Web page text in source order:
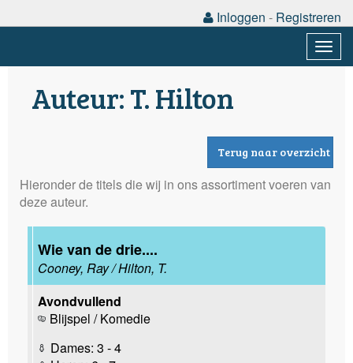
Inloggen - Registreren
Auteur: T. Hilton
Terug naar overzicht
Hieronder de titels die wij in ons assortiment voeren van
deze auteur.
Wie van de drie....
Cooney, Ray / Hilton, T.
Avondvullend
Blijspel / Komedie
Dames: 3 - 4